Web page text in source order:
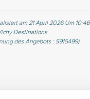
am 21 April 2026 Um 10:46
Destinations
des Angebots : 5915499)